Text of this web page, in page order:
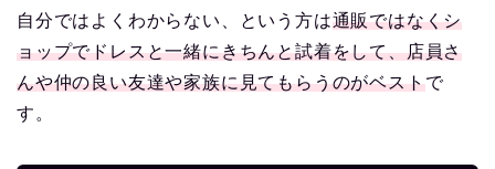
自分ではよくわからない、という方は通販ではなくシ
ョップでドレスと一緒にきちんと試着をして、店員さ
んや仲の良い友達や家族に見てもらうのがベストで
す。